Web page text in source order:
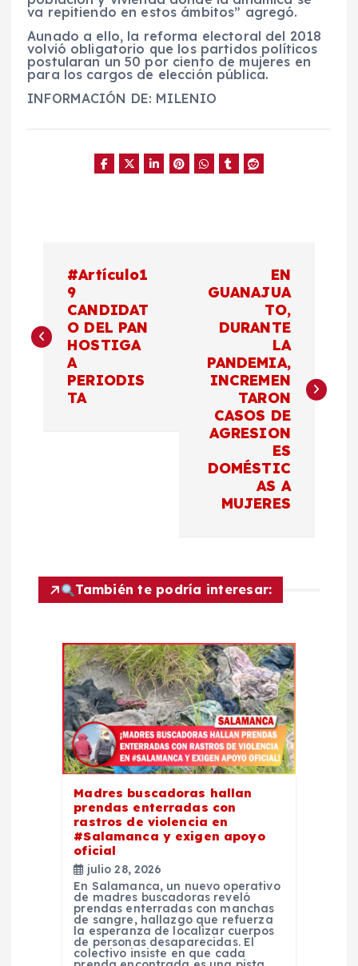
va repitiendo en estos ámbitos” agregó.
Aunado a ello, la reforma electoral del 2018
volvió obligatorio que los partidos políticos
postularan un 50 por ciento de mujeres en
para los cargos de elección pública.
INFORMACIÓN DE: MILENIO
v
ó
n
#Artículo1
9
CANDIDAT
O DEL PAN
HOSTIGA
A
PERIODIS
TA
EN
GUANAJUA
TO,
DURANTE
LA
PANDEMIA,
INCREMEN
TARON
CASOS DE
AGRESION
ES
DOMÉSTIC
AS A
MUJERES
También te podría interesar:
Madres buscadoras hallan
prendas enterradas con
rastros de violencia en
#Salamanca y exigen apoyo
oficial
julio 28, 2026
En Salamanca, un nuevo operativo
de madres buscadoras reveló
prendas enterradas con manchas
de sangre, hallazgo que refuerza
la esperanza de localizar cuerpos
de personas desaparecidas. El
colectivo insiste en que cada